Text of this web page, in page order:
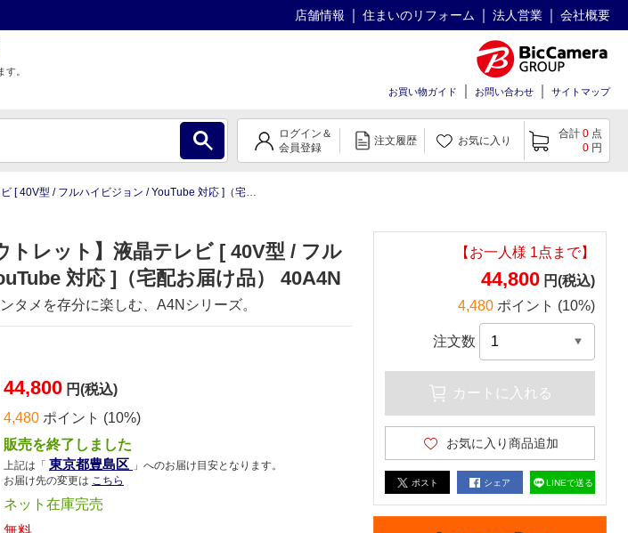
店舗情報 住まいのリフォーム 法人営業 会社概要
。
お買い物ガイド お問い合わせ サイトマップ
ログイン＆
会員登録
注文履歴 お気に入り
合計 0 点
0 円
型 / フルハイビジョン / YouTube 対応 ]（宅配お届け品）
トレット】液晶テレビ [ 40V型 / フル
対応 ]（宅配お届け品） 40A4N
タメを存分に楽しむ、A4Nシリーズ。
44,800 円(税込)
4,480 ポイント (10%)
販売を終了しました
上記は「 東京都豊島区 」へのお届け目安となります。
お届け先の変更は こちら
ネット在庫完売
【お一人様 1点まで】
44,800 円(税込)
4,480 ポイント (10%)
注文数
カートに入れる
お気に入り商品追加
ポスト シェア LINEで送る